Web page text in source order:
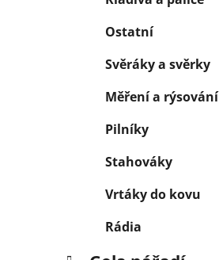
Ostatní
Svěráky a svěrky
Měření a rýsování
Pilníky
Stahováky
Vrtáky do kovu
Rádia